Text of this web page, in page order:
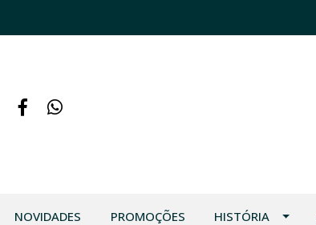
NOVIDADES PROMOÇÕES HISTÓRIA